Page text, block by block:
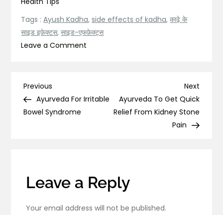
Tags :Ayush Kadha,side effects of kadha,काढ़े के
साइड इफ़ेक्टस,साइड-एफफ़ेक्ट्स
Leave a Comment
इफ़ेक्टस
Post
navigation
Previous
Post
Previous
Ayurveda For Irritable
Bowel Syndrome
Next
Post
Next
Ayurveda To Get Quick
Relief From Kidney Stone
Pain
Leave a Reply
Your email address will not be published.